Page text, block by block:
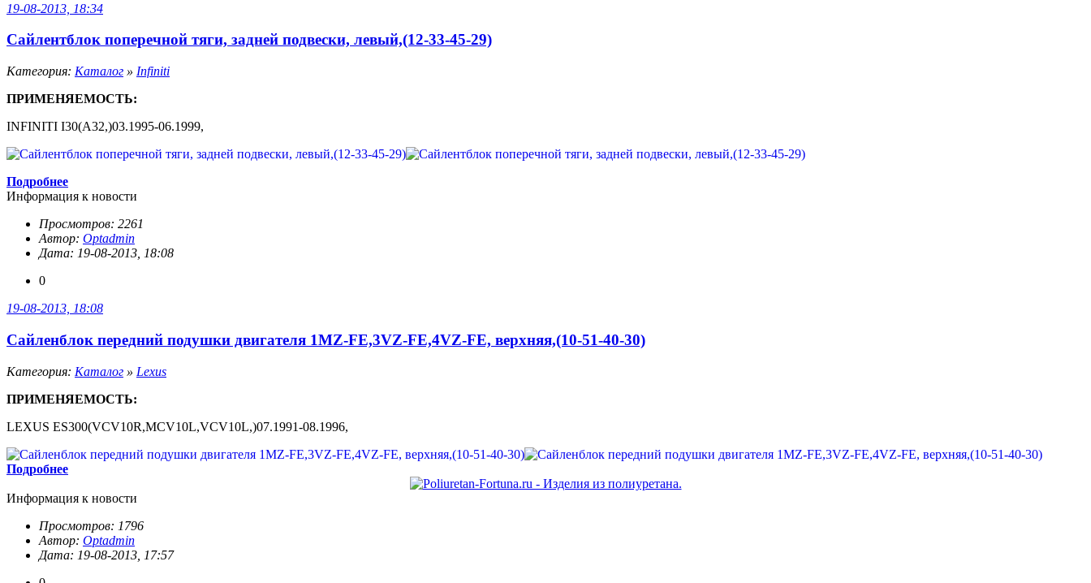
19-08-2013, 18:34
Сайлентблок поперечной тяги, задней подвески, левый,(12-33-45-29)
Категория: Каталог » Infiniti
ПРИМЕНЯЕМОСТЬ:
INFINITI I30(A32,)03.1995-06.1999,
Подробнее
Информация к новости
Просмотров: 2261
Автор: Optadmin
Дата: 19-08-2013, 18:08
0
19-08-2013, 18:08
Сайленблок передний подушки двигателя 1MZ-FE,3VZ-FE,4VZ-FE, верхняя,(10-51-40-30)
Категория: Каталог » Lexus
ПРИМЕНЯЕМОСТЬ:
LEXUS ES300(VCV10R,MCV10L,VCV10L,)07.1991-08.1996,
Подробнее
Информация к новости
Просмотров: 1796
Автор: Optadmin
Дата: 19-08-2013, 17:57